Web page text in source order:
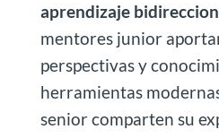
aprendizaje
mentores junior
perspectivas y
herramientas
senior comparten su